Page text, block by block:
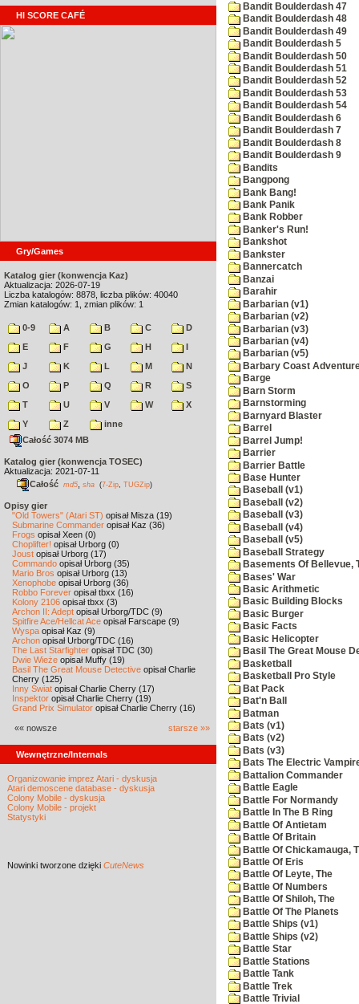
HI SCORE CAFÉ
Gry/Games
Katalog gier (konwencja Kaz)
Aktualizacja: 2026-07-19
Liczba katalogów: 8878, liczba plików: 40040
Zmian katalogów: 1, zmian plików: 1
0-9 A B C
D
E
F G H
I
J
K L M
N
O
P Q R
S
T
U V W
X
Y
Z
inne
Całość 3074 MB
Katalog gier (konwencja TOSEC)
Aktualizacja: 2021-07-11
Całość md5 sha (7-Zip TUGZip)
Opisy gier
"Old Towers" (Atari ST) opisał Misza (19)
Submarine Commander opisał Kaz (36)
Frogs opisał Xeen (0)
Choplifter! opisał Urborg (0)
Joust opisał Urborg (17)
Commando opisał Urborg (35)
Mario Bros opisał Urborg (13)
Xenophobe opisał Urborg (36)
Robbo Forever opisał tbxx (16)
Kolony 2106 opisał tbxx (3)
Archon II: Adept opisał Urborg/TDC (9)
Spitfire Ace/Hellcat Ace opisał Farscape (9)
Wyspa opisał Kaz (9)
Archon opisał Urborg/TDC (16)
The Last Starfighter opisał TDC (30)
Dwie Wieże opisał Muffy (19)
Basil The Great Mouse Detective opisał Charlie
Cherry (125)
Inny Świat opisał Charlie Cherry (17)
Inspektor opisał Charlie Cherry (19)
Grand Prix Simulator opisał Charlie Cherry (16)
«« nowsze starsze »»
Wewnętrzne/Internals
Organizowanie imprez Atari - dyskusja
Atari demoscene database - dyskusja
Colony Mobile - dyskusja
Colony Mobile - projekt
Statystyki
Nowinki tworzone dzięki CuteNews
Bandit Boulderdash 47
Bandit Boulderdash 48
Bandit Boulderdash 49
Bandit Boulderdash 5
Bandit Boulderdash 50
Bandit Boulderdash 51
Bandit Boulderdash 52
Bandit Boulderdash 53
Bandit Boulderdash 54
Bandit Boulderdash 6
Bandit Boulderdash 7
Bandit Boulderdash 8
Bandit Boulderdash 9
Bandits
Bangpong
Bank Bang!
Bank Panik
Bank Robber
Banker's Run!
Bankshot
Bankster
Bannercatch
Banzai
Barahir
Barbarian (v1)
Barbarian (v2)
Barbarian (v3)
Barbarian (v4)
Barbarian (v5)
Barbary Coast
Barge
Barn Storm
Barnstorming
Barnyard Blaster
Barrel
Barrel Jump!
Barrier
Barrier Battle
Base Hunter
Baseball (v1)
Baseball (v2)
Baseball (v3)
Baseball (v4)
Baseball (v5)
Baseball Strategy
Basements Of Bellevue,
Bases' War
Basic Arithmetic
Basic Building Blocks
Basic Burger
Basic Facts
Basic Helicopter
Basil The Great Mouse
Basketball
Basketball Pro Style
Bat Pack
Bat'n Ball
Batman
Bats (v1)
Bats (v2)
Bats (v3)
Bats The Electric
Battalion Commander
Battle Eagle
Battle For Normandy
Battle In The B Ring
Battle Of Antietam
Battle Of Britain
Battle Of Chickamauga,
Battle Of Eris
Battle Of Leyte, The
Battle Of Numbers
Battle Of Shiloh, The
Battle Of The Planets
Battle Ships (v1)
Battle Ships (v2)
Battle Star
Battle Stations
Battle Tank
Battle Trek
Battle Trivial